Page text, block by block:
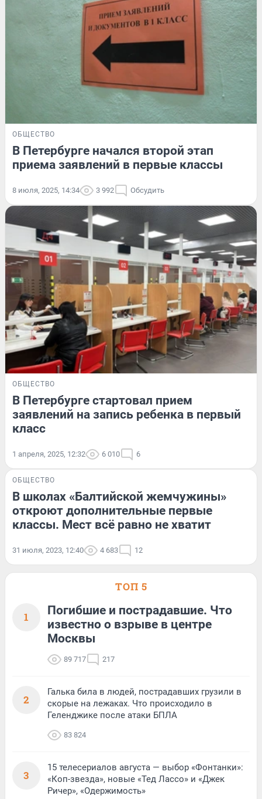
ОБЩЕСТВО
В Петербурге начался второй этап
приема заявлений в первые классы
8 июля, 2025, 14:34 3 992 Обсудить
ОБЩЕСТВО
В Петербурге стартовал прием
заявлений на запись ребенка в первый
класс
1 апреля, 2025, 12:32 6 010 6
ОБЩЕСТВО
В школах «Балтийской жемчужины»
откроют дополнительные первые
классы. Мест всё равно не хватит
31 июля, 2023, 12:40 4 683 12
ТОП 5
1
Погибшие и пострадавшие. Что
известно о взрыве в центре
Москвы
89 717 217
2
Галька била в людей, пострадавших грузили в
скорые на лежаках. Что происходило в
Геленджике после атаки БПЛА
83 824
3
15 телесериалов августа — выбор «Фонтанки»:
«Коп-звезда», новые «Тед Лассо» и «Джек
Ричер», «Одержимость»